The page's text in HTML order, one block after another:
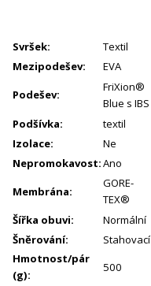
Svršek:
Textil
Mezipodešev:
EVA
Podešev:
FriXion®
Blue s IBS
Podšívka:
textil
Izolace:
Ne
Nepromokavost:Ano
Membrána:
GORE-
TEX®
Šířka obuvi:
Normální
Šněrování:
Stahovací
Hmotnost/pár
(g):
500